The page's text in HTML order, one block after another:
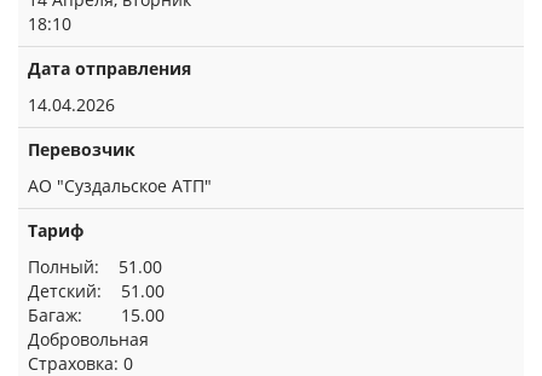
18:10
Дата отправления
14.04.2026
Перевозчик
АО "Суздальское АТП"
Тариф
Полный: 51.00
Детский: 51.00
Багаж: 15.00
Добровольная
Страховка: 0